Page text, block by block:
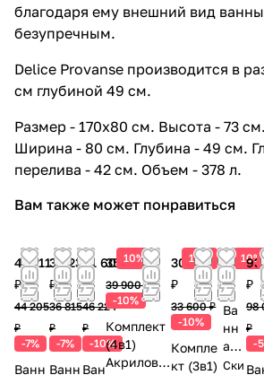
благодаря ему внешний вид ванны
безупречным.
Delice Provanse производится в
см глубиной 49 см.
Размер - 170х80 см. Высота - 73
Ширина - 80 см. Глубина - 49 см.
перелива - 42 см. Объем - 378 л.
Вам также может понравиться
41 111
₽
44 205
₽
-7%
Ванн
34 238
₽
36 815
₽
-7%
Ванн
41 602
₽
46 224
₽
-10%
Ван
10%
35 910 ₽
39 900 ₽
-10%
Комплект
(4в1)
Акрилова
10%
30 240
₽
33 600 ₽
-10%
Компле
кт (3в1)
10%
71 400
₽
Ва
нн
а
Esb
Ски
93
₽
98
₽
-